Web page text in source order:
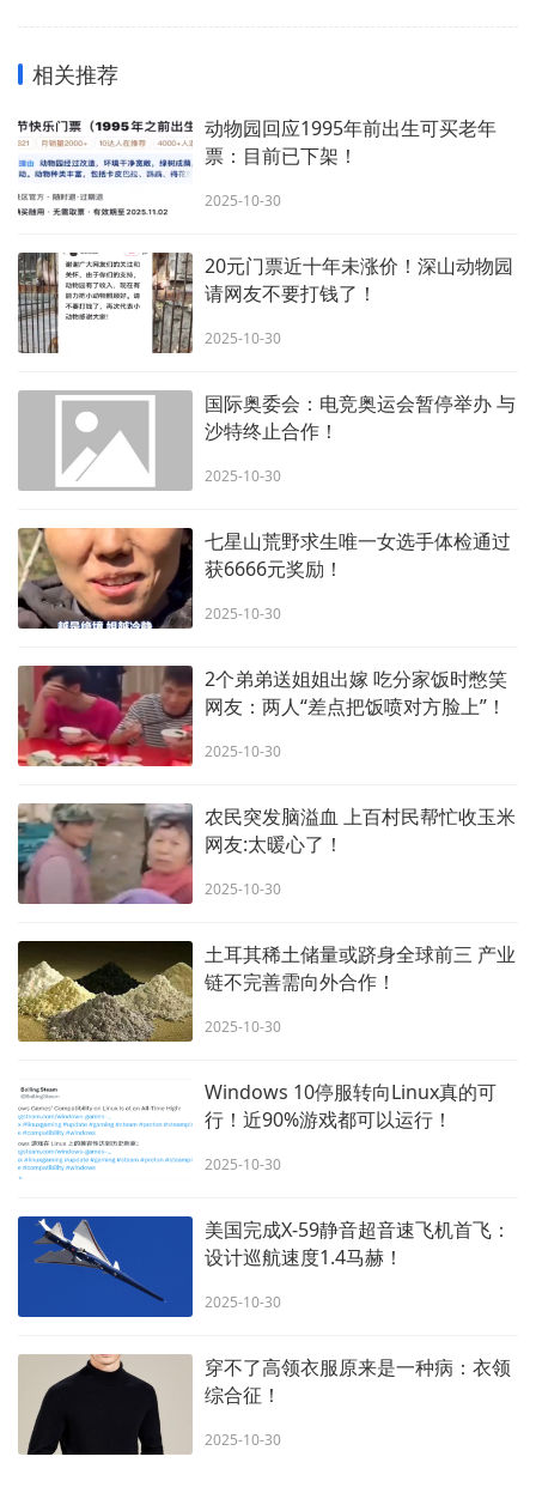
相关推荐
动物园回应1995年前出生可买老年
票：目前已下架！
2025-10-30
20元门票近十年未涨价！深山动物园
请网友不要打钱了！
2025-10-30
国际奥委会：电竞奥运会暂停举办 与
沙特终止合作！
2025-10-30
七星山荒野求生唯一女选手体检通过
获6666元奖励！
2025-10-30
2个弟弟送姐姐出嫁 吃分家饭时憋笑
网友：两人“差点把饭喷对方脸上”！
2025-10-30
农民突发脑溢血 上百村民帮忙收玉米
网友:太暖心了！
2025-10-30
土耳其稀土储量或跻身全球前三 产业
链不完善需向外合作！
2025-10-30
Windows 10停服转向Linux真的可
行！近90%游戏都可以运行！
2025-10-30
美国完成X-59静音超音速飞机首飞：
设计巡航速度1.4马赫！
2025-10-30
穿不了高领衣服原来是一种病：衣领
综合征！
2025-10-30